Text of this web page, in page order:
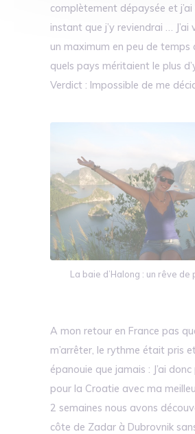
complètement dépaysée et j’ai
instant que j’y reviendrai … J’ai
un maximum en peu de temps
quels pays méritaient le plus
Verdict : Impossible de me
La baie d’Halong : un rêve de
A mon retour en France pas
m’arrêter, le rythme était pris
épanouie que jamais : J’ai
pour la Croatie avec ma
2 semaines nous avons
côte de Zadar à Dubrovnik